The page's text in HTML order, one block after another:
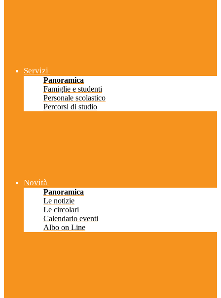
Servizi
Panoramica
Famiglie e studenti
Personale scolastico
Percorsi di studio
Novità
Panoramica
Le notizie
Le circolari
Calendario eventi
Albo on Line